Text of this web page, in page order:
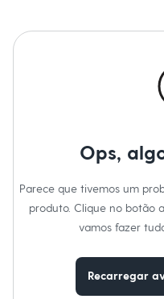
Saídas de praia
Personagens
Shorts e Saias
Em alta
Dia dos Pais
Ops,
Parece que tivemos um
produto. Clique no botão
vamos fazer
Recarregar